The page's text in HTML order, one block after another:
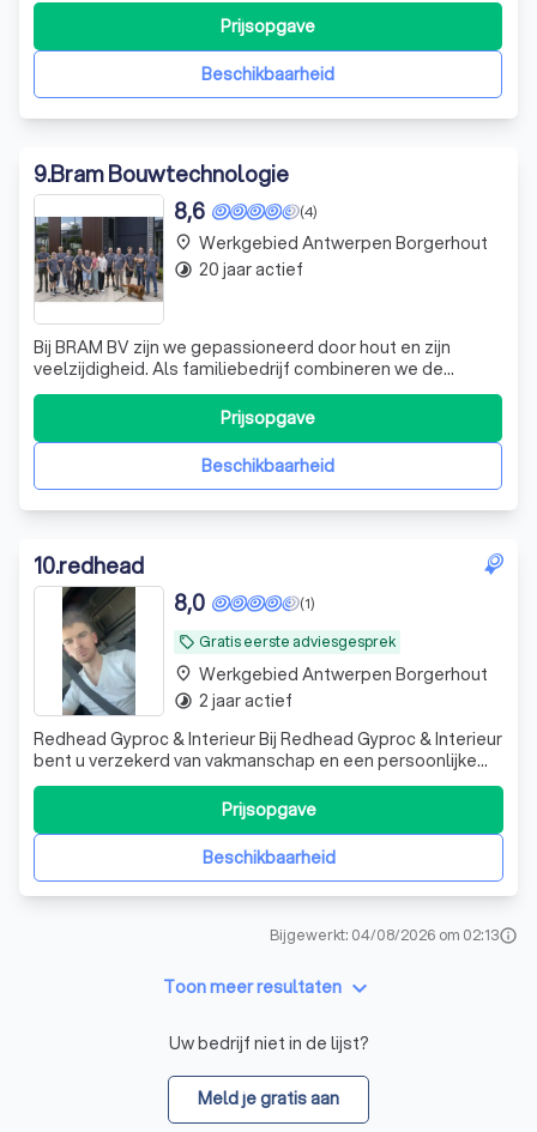
eenmanszaak onderscheiden we ons door onze creatieve
oplossingen, het gebruik van duurzame materialen en
onze aandacht voor de wensBeschikbaarheid
Prijsopgave
9.Bram Bouwtechnologie
(4)
8,6
Bij BRAM BV zijn we gepassioneerd door hout en zijn
veelzijdigheid. Als familiebedrijf combineren we de
technische kennis van de eerste generatie met de
innovatieve instelling en het jeugdige enthousiasme van
de tweede generatie. Onze kracht ligt in het creëren van
unieke, op maat gemaakte houten me
Beschikbaarheid
Prijsopgave
place Werkgebied Antwerpen Borgerhout
timelapse 20 jaar actief
10.redhead
local_offer Gratis eerste adviesgesprek
(1)
8,0
Redhead Gyproc & Interieur Bij Redhead Gyproc & Interieur
bent u verzekerd van vakmanschap en een persoonlijke
aanpak. Als zelfwerkend aannemer ben ik zelf altijd
aanwezig op de werf en werk ik actief mee aan elk project.
Zo bent u zeker van een nauwkeurige opvolging, duidelijke
communicatie en eenBeschikbaarheid
Prijsopgave
place Werkgebied Antwerpen Borgerhout
timelapse 2 jaar actief
Bijgewerkt: 04/08/2026 om 02:13info
Toon meer resultaten keyboard_arrow_down
Uw bedrijf niet in de lijst?
Meld je gratis aan